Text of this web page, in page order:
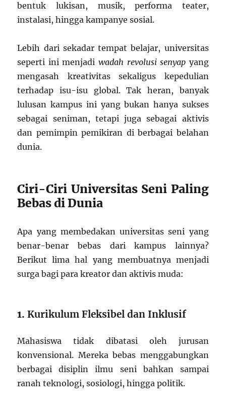
bentuk lukisan, musik, performa teater,
instalasi, hingga kampanye sosial.
Lebih dari sekadar tempat belajar, universitas
seperti ini menjadi wadah revolusi senyap yang
mengasah kreativitas sekaligus kepedulian
terhadap isu-isu global. Tak heran, banyak
lulusan kampus ini yang bukan hanya sukses
sebagai seniman, tetapi juga sebagai aktivis
dan pemimpin pemikiran di berbagai belahan
dunia.
Ciri-Ciri Universitas Seni Paling
Bebas di Dunia
Apa yang membedakan universitas seni yang
benar-benar bebas dari kampus lainnya?
Berikut lima hal yang membuatnya menjadi
surga bagi para kreator dan aktivis muda:
1.Kurikulum Fleksibel dan Inklusif
Mahasiswa tidak dibatasi oleh jurusan
konvensional. Mereka bebas menggabungkan
berbagai disiplin ilmu seni bahkan sampai
ranah teknologi, sosiologi, hingga politik.